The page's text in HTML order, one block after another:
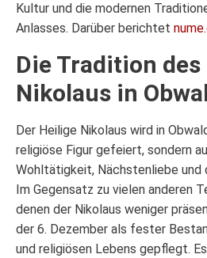
Kultur und die modernen
Anlasses. Darüber berichtet
Die Tradition
Nikolaus in
Der Heilige Nikolaus wird in
religiöse Figur gefeiert, sondern
Wohltätigkeit, Nächstenliebe und
Im Gegensatz zu vielen anderen
denen der Nikolaus weniger
der 6. Dezember als fester
und religiösen Lebens gepflegt.